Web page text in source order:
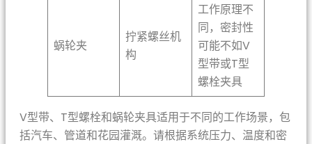
蜗轮夹
拧紧螺丝机
构
工作原理不
同，密封性
可能不如V
型带或T型
螺栓夹具
V型带、T型螺栓和蜗轮夹具适用于不同的工作场景，包
括汽车、管道和花园灌溉。请根据系统压力、温度和密